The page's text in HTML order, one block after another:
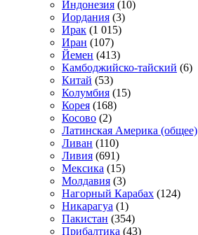
Индонезия (10)
Иордания (3)
Ирак (1 015)
Иран (107)
Йемен (413)
Камбоджийско-тайский (6)
Китай (53)
Колумбия (15)
Корея (168)
Косово (2)
Латинская Америка (общее)
Ливан (110)
Ливия (691)
Мексика (15)
Молдавия (3)
Нагорный Карабах (124)
Никарагуа (1)
Пакистан (354)
Прибалтика (43)